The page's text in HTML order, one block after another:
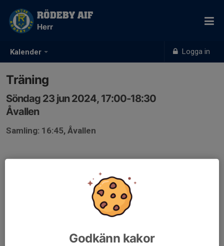
Kalender Logga in
RÖDEBY AIF
Herr
Träning
Söndag 23 jun 2024, 17:00-18:30
Åvallen
Samling: 16:45, Åvallen
Godkänn kakor